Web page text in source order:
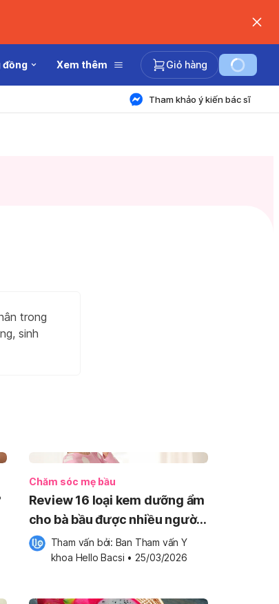
đồng Xem thêm Giỏ hàng
Tham khảo ý kiến bác sĩ
trong
sinh
Chăm sóc mẹ bầu
Review 16 loại kem dưỡng ẩm
cho bà bầu được nhiều người
tin dùngTham vấn bởi: Ban Tham vấn Y
khoa Hello Bacsi • 25/03/2026